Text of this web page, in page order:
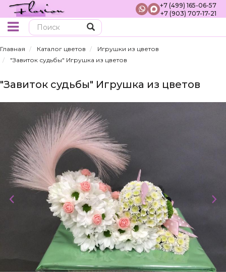
+7 (499) 165-06-57
+7 (903) 707-17-21
Главная Каталог цветов
Игрушки из цветов
"Завиток судьбы" Игрушка из цветов
"Завиток судьбы" Игрушка из цветов